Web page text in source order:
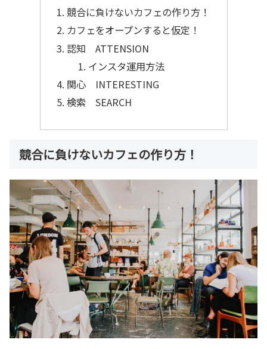
競合に負けないカフェの作り方！
カフェをオープンすると仮定！
認知 ATTENSION
インスタ運用方法
関心 INTERESTING
検索 SEARCH
競合に負けないカフェの作り方！